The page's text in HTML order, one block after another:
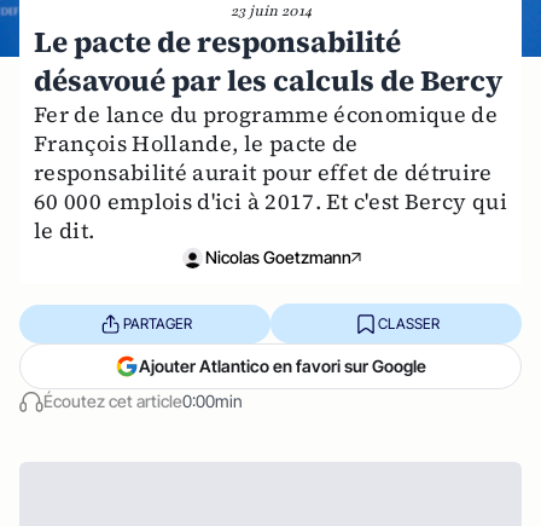
23 juin 2014
Le pacte de responsabilité
désavoué par les calculs de Bercy
Fer de lance du programme économique de
François Hollande, le pacte de
responsabilité aurait pour effet de détruire
60 000 emplois d'ici à 2017. Et c'est Bercy qui
le dit.
Nicolas Goetzmann
Écoutez cet article0:00min
PARTAGER CLASSER
Ajouter Atlantico en favori sur Google